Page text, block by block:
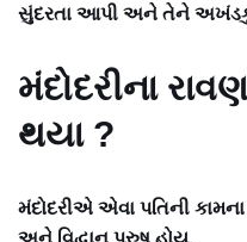
સુંદરતા આપી અને તેને અખંડકું
મંદોદરીના
થયા ?
મંદોદરીએ એવા પતિની
અને વિદ્વાન પુરુષ હોય.